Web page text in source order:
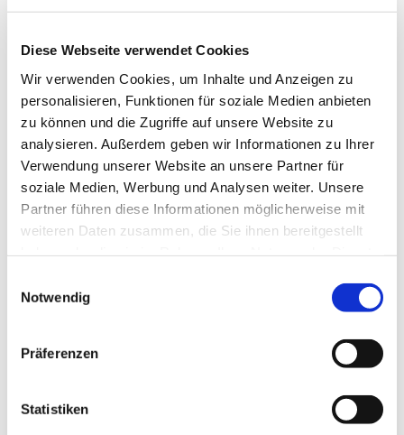
Diese Webseite verwendet Cookies
Wir verwenden Cookies, um Inhalte und Anzeigen zu
personalisieren, Funktionen für soziale Medien anbieten
zu können und die Zugriffe auf unsere Website zu
analysieren. Außerdem geben wir Informationen zu Ihrer
Verwendung unserer Website an unsere Partner für
soziale Medien, Werbung und Analysen weiter. Unsere
Partner führen diese Informationen möglicherweise mit
weiteren Daten zusammen, die Sie ihnen bereitgestellt
Notwendig
Präferenzen
Statistiken